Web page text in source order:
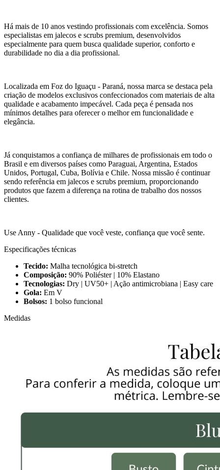
Há mais de 10 anos vestindo profissionais com excelência. Somos
especialistas em jalecos e scrubs premium, desenvolvidos
especialmente para quem busca qualidade superior, conforto e
durabilidade no dia a dia profissional.
Localizada em Foz do Iguaçu - Paraná, nossa marca se destaca pela
criação de modelos exclusivos confeccionados com materiais de alta
qualidade e acabamento impecável. Cada peça é pensada nos
mínimos detalhes para oferecer o melhor em funcionalidade e
elegância.
Já conquistamos a confiança de milhares de profissionais em todo o
Brasil e em diversos países como Paraguai, Argentina, Estados
Unidos, Portugal, Cuba, Bolívia e Chile. Nossa missão é continuar
sendo referência em jalecos e scrubs premium, proporcionando
produtos que fazem a diferença na rotina de trabalho dos nossos
clientes.
Use Anny - Qualidade que você veste, confiança que você sente.
Especificações técnicas
Tecido: Malha tecnológica bi-stretch
Composição: 90% Poliéster | 10% Elastano
Tecnologias: Dry | UV50+ | Ação antimicrobiana | Easy care
Gola: Em V
Bolsos: 1 bolso funcional
Medidas